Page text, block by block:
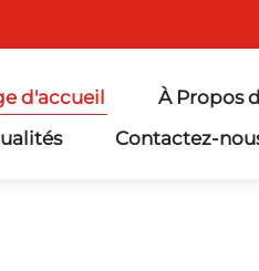
d'accueil À Propos
Contactez-